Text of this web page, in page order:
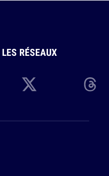
LES RÉSEAUX